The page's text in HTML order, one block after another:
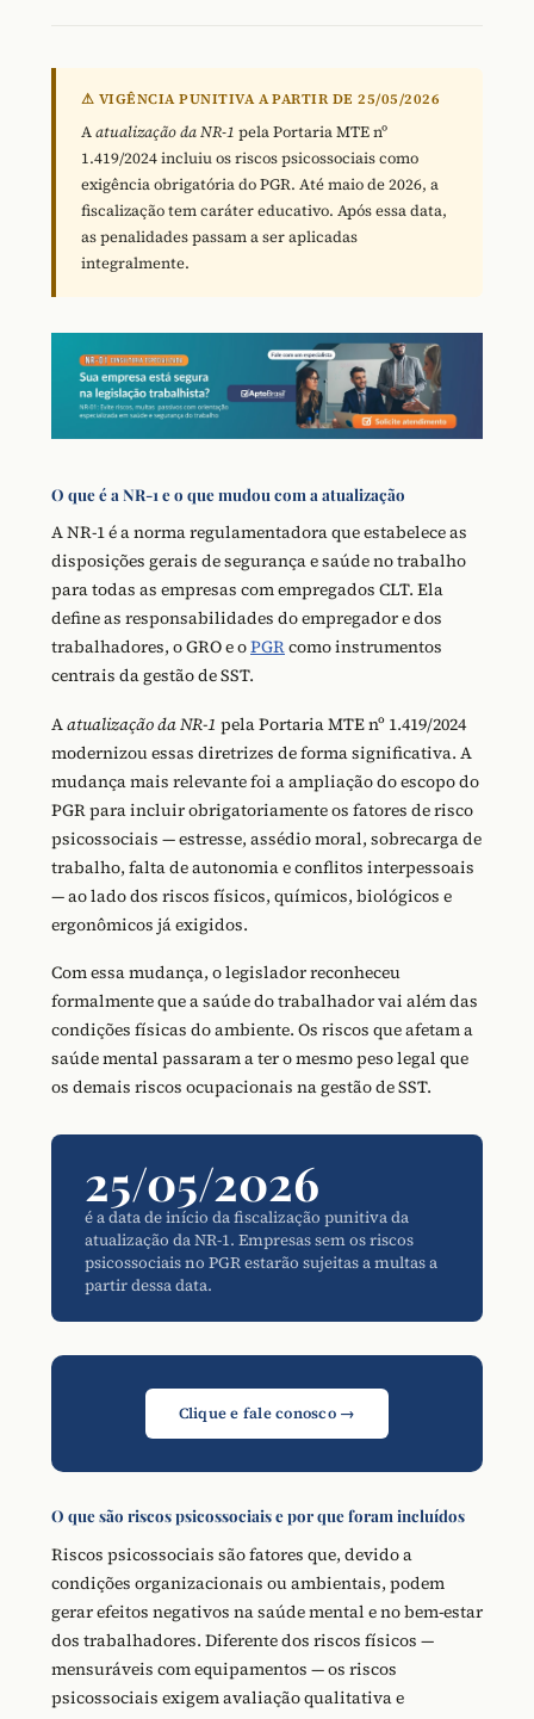
⚠ VIGÊNCIA PUNITIVA A PARTIR DE 25/05/2026
Aatualização da NR-1 pela Portaria MTE nº
1.419/2024 incluiu os riscos psicossociais como
exigência obrigatória do PGR. Até maio de 2026, a
fiscalização tem caráter educativo. Após essa data,
as penalidades passam a ser aplicadas
integralmente.
O que é a NR-1 e o que mudou com a atualização
A NR-1 é a norma regulamentadora que estabelece as
disposições gerais de segurança e saúde no trabalho
para todas as empresas com empregados CLT. Ela
define as responsabilidades do empregador e dos
trabalhadores, o GRO e oPGRcomo instrumentos
centrais da gestão de SST.
Aatualização da NR-1 pela Portaria MTE nº 1.419/2024
modernizou essas diretrizes de forma significativa. A
mudança mais relevante foi a ampliação do escopo do
PGR para incluir obrigatoriamente os fatores de risco
psicossociais — estresse, assédio moral, sobrecarga de
trabalho, falta de autonomia e conflitos interpessoais
— ao lado dos riscos físicos, químicos, biológicos e
ergonômicos já exigidos.
Com essa mudança, o legislador reconheceu
formalmente que a saúde do trabalhador vai além das
condições físicas do ambiente. Os riscos que afetam a
saúde mental passaram a ter o mesmo peso legal que
os demais riscos ocupacionais na gestão de SST.
25/05/2026
é a data de início da fiscalização punitiva da
atualização da NR-1. Empresas sem os riscos
psicossociais no PGR estarão sujeitas a multas a
partir dessa data.
Clique e fale conosco →
O que são riscos psicossociais e por que foram incluídos
Riscos psicossociais são fatores que, devido a
condições organizacionais ou ambientais, podem
gerar efeitos negativos na saúde mental e no bem-estar
dos trabalhadores. Diferente dos riscos físicos —
mensuráveis com equipamentos — os riscos
psicossociais exigem avaliação qualitativa e